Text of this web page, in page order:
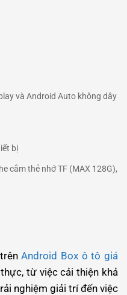
và Android Auto không dây
bị
cắm thẻ nhớ TF (MAX 128G),
trênAndroid Box ô tô giá
từ việc cải thiện khả
nghiệm giải trí đến việc